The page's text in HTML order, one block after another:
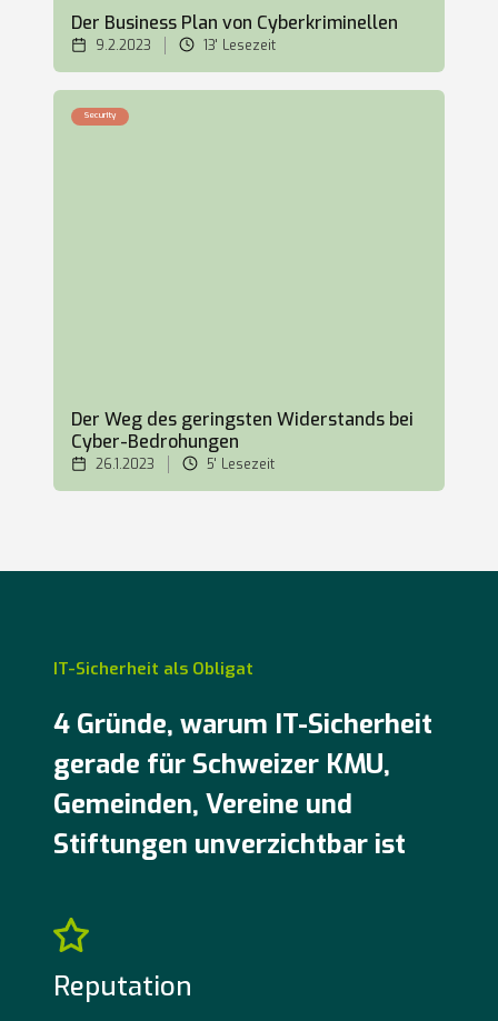
Der Business Plan von Cyberkriminellen
9.2.2023 13' Lesezeit
Security
Der Weg des geringsten Widerstands bei
Cyber-Bedrohungen
26.1.2023 5' Lesezeit
IT-Sicherheit als Obligat
4 Gründe, warum IT-Sicherheit
gerade für Schweizer KMU,
Gemeinden, Vereine und
Stiftungen unverzichtbar ist
Reputation